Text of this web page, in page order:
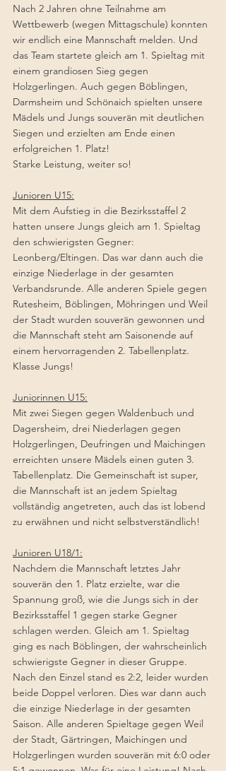
Nach 2 Jahren ohne Teilnahme am
Wettbewerb (wegen Mittagschule) konnten
wir endlich eine Mannschaft melden. Und
das Team startete gleich am 1. Spieltag mit
einem grandiosen Sieg gegen
Holzgerlingen. Auch gegen Böblingen,
Darmsheim und Schönaich spielten unsere
Mädels und Jungs souverän mit deutlichen
Siegen und erzielten am Ende einen
erfolgreichen 1. Platz!
Starke Leistung, weiter so!
Junioren U15:
Mit dem Aufstieg in die Bezirksstaffel 2
hatten unsere Jungs gleich am 1. Spieltag
den schwierigsten Gegner:
Leonberg/Eltingen. Das war dann auch die
einzige Niederlage in der gesamten
Verbandsrunde. Alle anderen Spiele gegen
Rutesheim, Böblingen, Möhringen und Weil
der Stadt wurden souverän gewonnen und
die Mannschaft steht am Saisonende auf
einem hervorragenden 2. Tabellenplatz.
Klasse Jungs!
Juniorinnen U15:
Mit zwei Siegen gegen Waldenbuch und
Dagersheim, drei Niederlagen gegen
Holzgerlingen, Deufringen und Maichingen
erreichten unsere Mädels einen guten 3.
Tabellenplatz. Die Gemeinschaft ist super,
die Mannschaft ist an jedem Spieltag
vollständig angetreten, auch das ist lobend
zu erwähnen und nicht selbstverständlich!
Junioren U18/1:
Nachdem die Mannschaft letztes Jahr
souverän den 1. Platz erzielte, war die
Spannung groß, wie die Jungs sich in der
Bezirksstaffel 1 gegen starke Gegner
schlagen werden. Gleich am 1. Spieltag
ging es nach Böblingen, der wahrscheinlich
schwierigste Gegner in dieser Gruppe.
Nach den Einzel stand es 2:2, leider wurden
beide Doppel verloren. Dies war dann auch
die einzige Niederlage in der gesamten
Saison. Alle anderen Spieltage gegen Weil
der Stadt, Gärtringen, Maichingen und
Holzgerlingen wurden souverän mit 6:0 oder